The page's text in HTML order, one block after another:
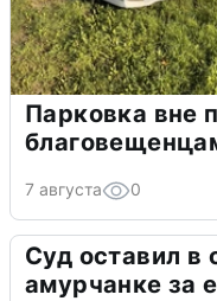
Парковка вне
7 августа 0
Суд оставил в
амурчанке за